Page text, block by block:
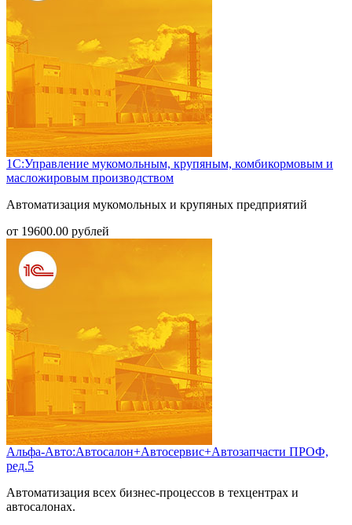
1С:Управление мукомольным, крупяным, комбикормовым и
масложировым производством
Автоматизация мукомольных и крупяных предприятий
от 19600.00 рублей
Альфа-Авто:Автосалон+Автосервис+Автозапчасти ПРОФ,
ред.5
Автоматизация всех бизнес-процессов в техцентрах и
автосалонах.